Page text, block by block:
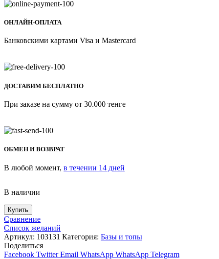
ОНЛАЙН-ОПЛАТА
Банковскими картами Visa и Mastercard
ДОСТАВИМ БЕСПЛАТНО
При заказе на сумму от 30.000 тенге
ОБМЕН И ВОЗВРАТ
В любой момент, в течении 14 дней
В наличии
Купить
Сравнение
Список желаний
Артикул: 103131 Категория: Базы и топы
Поделиться
Facebook Twitter Email WhatsApp WhatsApp Telegram